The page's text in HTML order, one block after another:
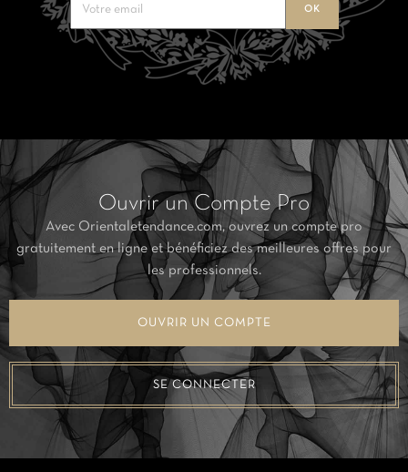
Ouvrir un Compte Pro
Avec Orientaletendance.com, ouvrez un compte pro
gratuitement en ligne et bénéficiez des meilleures offres pour
les professionnels.
OUVRIR UN COMPTE
SE CONNECTER